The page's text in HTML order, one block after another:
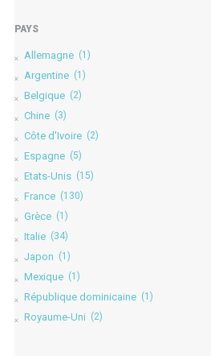
PAYS
Allemagne (1)
Argentine (1)
Belgique (2)
Chine (3)
Côte d'Ivoire (2)
Espagne (5)
Etats-Unis (15)
France (130)
Grèce (1)
Italie (34)
Japon (1)
Mexique (1)
République dominicaine (1)
Royaume-Uni (2)